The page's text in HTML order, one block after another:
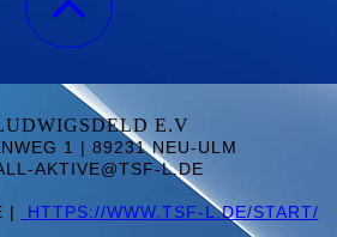
E.V
1 | 89231 NEU-ULM
AKTIVE@TSF-L.DE
| HTTPS://WWW.TSF-L.DE/START/